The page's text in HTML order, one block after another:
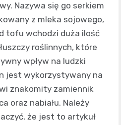
Nazywa się go serkiem
z mleka sojowego,
tofu wchodzi duża ilość
roślinnych, które
wpływ na ludzki
jest wykorzystywany na
znakomity zamiennik
oraz nabiału. Należy
że jest to artykuł